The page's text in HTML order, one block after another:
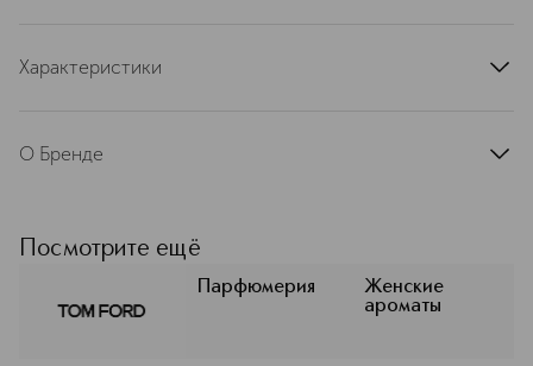
Характеристики
верхние ноты
группа ароматов
страна производства
Соединенные Штаты
артикул
TAKH010000
О Бренде
современной роскоши. В коллекции
макияжа TOM FORD BEAUTY
COSMETICS представлены сочные
сексуальные оттенки продуктов для
Посмотрите ещё
Парфюмерия
Женские
ароматы